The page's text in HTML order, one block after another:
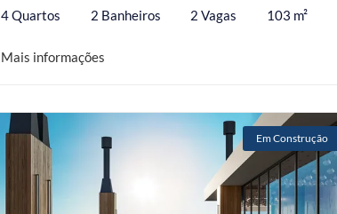
4 Quartos 2 Banheiros 2 Vagas 103 m²
Mais informações
Em Construção